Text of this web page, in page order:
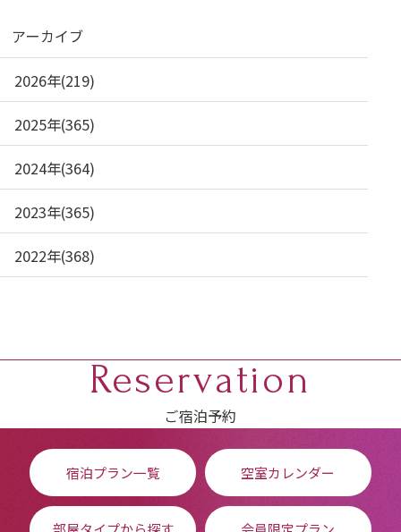
アーカイブ
2026年(219)
2025年(365)
2024年(364)
2023年(365)
2022年(368)
Reservation
ご宿泊予約
宿泊プラン一覧 空室カレンダー